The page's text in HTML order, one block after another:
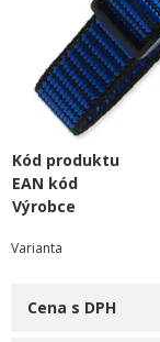
Kód produktu
EAN kód
Výrobce
Varianta
Cena s DPH